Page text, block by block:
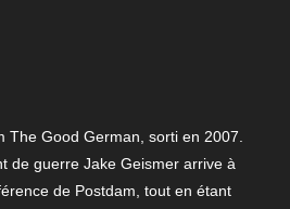
The Good German, sorti en 2007.
de guerre Jake Geismer arrive à
de Postdam, tout en étant